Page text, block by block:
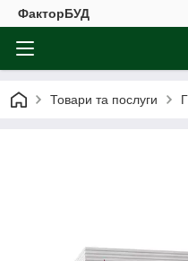
ФакторБУД
Товари та послуги